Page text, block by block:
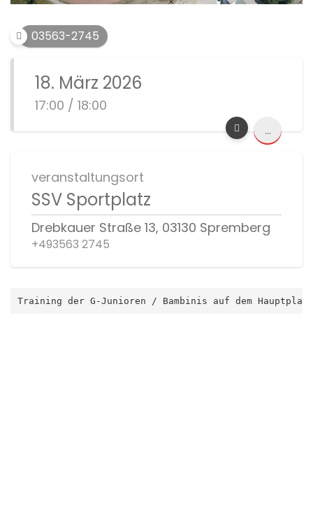
03563-2745
18. März 2026
17:00 / 18:00
...
veranstaltungsort
SSV Sportplatz
Drebkauer Straße 13, 03130 Spremberg
+493563 2745
Training der G-Junioren / Bambinis auf dem